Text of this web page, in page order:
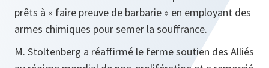
prêts à « faire preuve de barbarie » en employant des
armes chimiques pour semer la souffrance.
M. Stoltenberg a réaffirmé le ferme soutien des Alliés